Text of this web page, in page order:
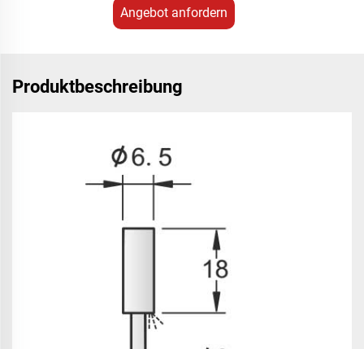
Angebot anfordern
Produktbeschreibung